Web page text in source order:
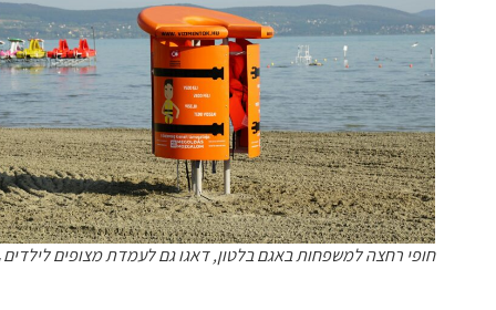
חופי רחצה למשפחות באגם בלטון, דאגו גם לעמדת מצופים לילדים 🌊